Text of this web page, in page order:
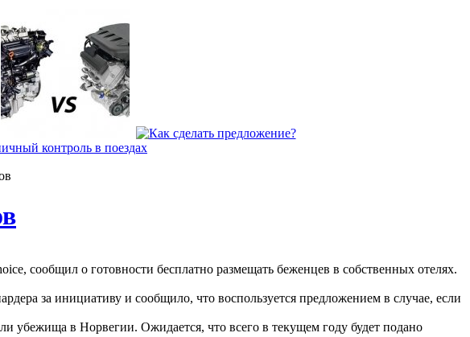
сообщил о готовности бесплатно размещать беженцев в собственных отелях.
за инициативу и сообщило, что воспользуется предложением в случае, если
убежища в Норвегии. Ожидается, что всего в текущем году будет подано